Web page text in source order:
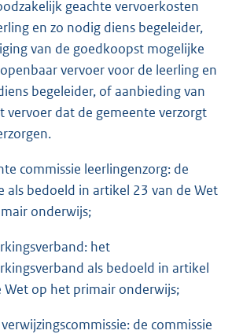
geachte vervoerkosten
en zo nodig diens begeleider,
van de goedkoopst mogelijke
vervoer voor de leerling en
begeleider, of aanbieding van
vervoer dat de gemeente verzorgt
commissie leerlingenzorg: de
als bedoeld in artikel 23 van de Wet
onderwijs;
het
als bedoeld in artikel
Wet op het primair onderwijs;
de commissie